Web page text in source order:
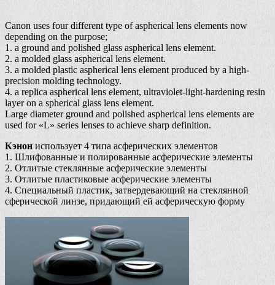
Canon uses four different type of aspherical lens elements now
depending on the purpose;
1. a ground and polished glass aspherical lens element.
2. a molded glass aspherical lens element.
3. a molded plastic aspherical lens element produced by a high-
precision molding technology.
4. a replica aspherical lens element, ultraviolet-light-hardening resin
layer on a spherical glass lens element.
Large diameter ground and polished aspherical lens elements are
used for «L» series lenses to achieve sharp definition.
Кэнон использует 4 типа асферических элементов
1. Шлифованные и полированные асферические элементы
2. Отлитые стеклянные асферические элементы
3. Отлитые пластиковые асферические элементы
4. Специальный пластик, затвердевающий на стеклянной
сферической линзе, придающий ей асферическую форму